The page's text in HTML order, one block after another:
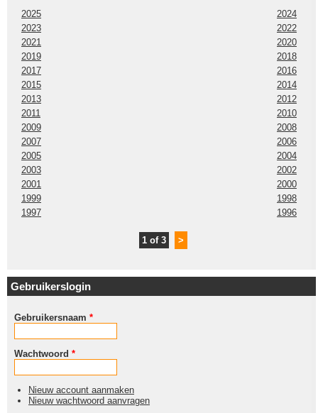
2025
2024
2023
2022
2021
2020
2019
2018
2017
2016
2015
2014
2013
2012
2011
2010
2009
2008
2007
2006
2005
2004
2003
2002
2001
2000
1999
1998
1997
1996
1 of 3 >
Gebruikerslogin
Gebruikersnaam *
Wachtwoord *
Nieuw account aanmaken
Nieuw wachtwoord aanvragen